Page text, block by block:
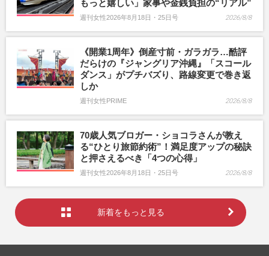
もっと嬉しい」家事や金銭負担の“リアル”
週刊女性2026年8月18日・25日号 2026/8/8
《開業1周年》倒産寸前・ガラガラ…酷評
だらけの『ジャングリア沖縄』「スコール
ダンス」がプチバズり、路線変更で巻き返
しか
週刊女性PRIME 2026/8/8
70歳人気ブロガー・ショコラさんが教え
る“ひとり旅節約術”！満足度アップの秘訣
と押さえるべき「4つの心得」
週刊女性2026年8月18日・25日号 2026/8/8
新着をもっと見る